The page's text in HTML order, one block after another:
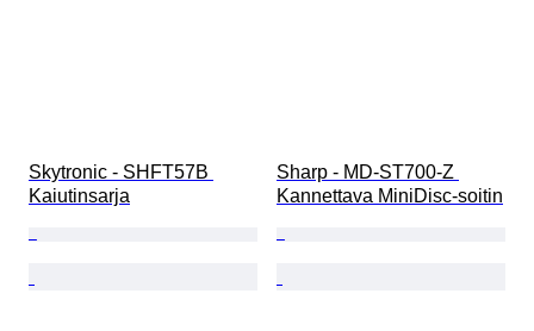
Skytronic - SHFT57B
Kaiutinsarja
Sharp - MD-ST700-Z
Kannettava MiniDisc-soitin